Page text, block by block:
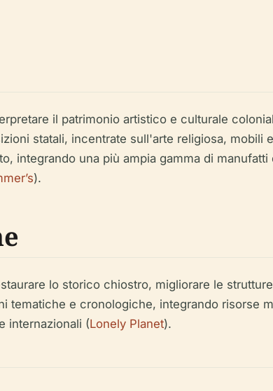
il patrimonio artistico e culturale
statali, incentrate sull'arte religiosa, mobili
integrando una più ampia gamma di manufatti
).
lo storico chiostro, migliorare le
tematiche e cronologiche, integrando risorse
internazionali (Lonely Planet).